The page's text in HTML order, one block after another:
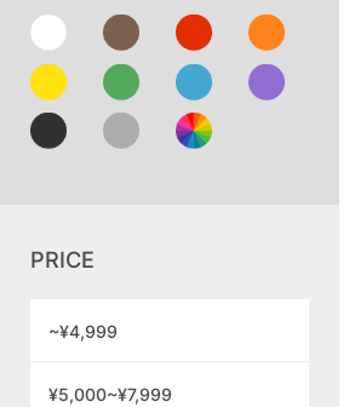
PRICE
~¥4,999
¥5,000~¥7,999